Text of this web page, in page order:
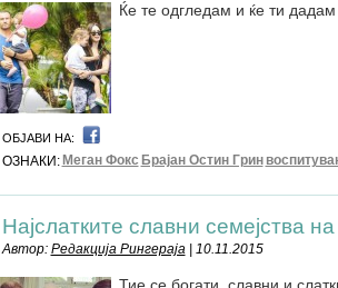
Ќе те одгледам и ќе ти дадам
ОБЈАВИ НА:
ОЗНАКИ: Меган Фокс Брајан Остин Грин
Најслатките славни семејства
Автор: Редакција Рингераја| 10.11.2015